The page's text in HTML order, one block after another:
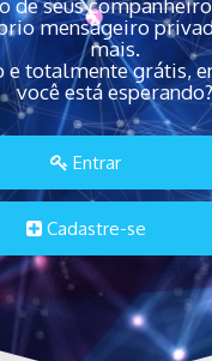
de seus
mensageiro
mais.
e totalmente grátis,
você está esperando?
Entrar
Cadastre-se